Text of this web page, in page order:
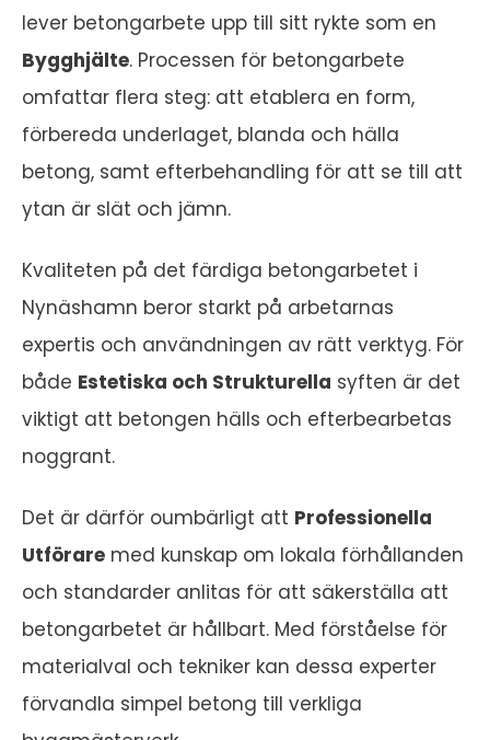
lever betongarbete upp till sitt rykte som en
Bygghjälte. Processen för betongarbete
omfattar flera steg: att etablera en form,
förbereda underlaget, blanda och hälla
betong, samt efterbehandling för att se till att
ytan är slät och jämn.
Kvaliteten på det färdiga betongarbetet i
Nynäshamn beror starkt på arbetarnas
expertis och användningen av rätt verktyg. För
både Estetiska och Strukturella syften är det
viktigt att betongen hälls och efterbearbetas
noggrant.
Det är därför oumbärligt att Professionella
Utförare med kunskap om lokala förhållanden
och standarder anlitas för att säkerställa att
betongarbetet är hållbart. Med förståelse för
materialval och tekniker kan dessa experter
förvandla simpel betong till verkliga